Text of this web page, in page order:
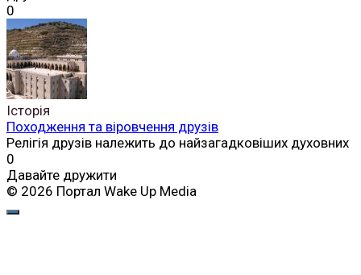
0
Історія
Походження та віровчення друзів
Релігія друзів належить до найзагадковіших духовних
0
Давайте дружити
© 2026 Портал Wake Up Media